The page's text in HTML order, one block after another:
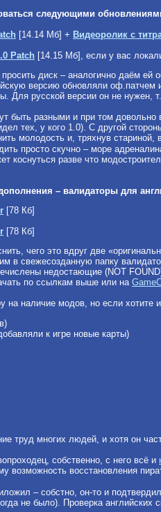
следующими
[14.14 Мб] + Видеоролик с
Patch [14.15 Мб], если у вас
диск – аналогично даём ей
версию обновляли
Для русской версии он не нужен,
быть разными и при том
тех, у кого 1.0). С другой
молодость и, тряхнув стариной,
просто скучно – море
коснуться разве что
– валидаторы для
[78 Кб]
[78 Кб]
чего это вдруг две
в свежесозданную папку
недостающие (NOT
по ссылкам выше или на
на наличие модов, но если хотите
к игре новые карты)
труд многих людей, и хотя он
собственно, с него всё и
возможность восстановления
– собстно, он-то и
не было). Проверка английских